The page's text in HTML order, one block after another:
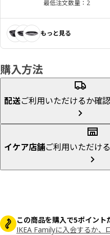
最低注文数量：2
もっと見る
購入方法
配送ご利用いただけるか確
イケア店舗ご利用いただけ
この商品を購入で5ポイント
IKEA Familyに入会するか、